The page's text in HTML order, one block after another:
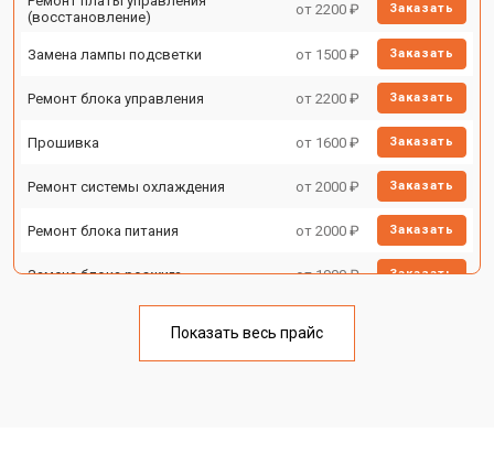
(восстановление)
от 2200 ₽ Заказать
Замена лампы подсветки от 1500 ₽ Заказать
Ремонт блока управления от 2200 ₽ Заказать
Прошивка от 1600 ₽ Заказать
Ремонт системы охлаждения от 2000 ₽ Заказать
Ремонт блока питания от 2000 ₽ Заказать
Замена блока розжига от 1900 ₽ Заказать
Показать весь прайс